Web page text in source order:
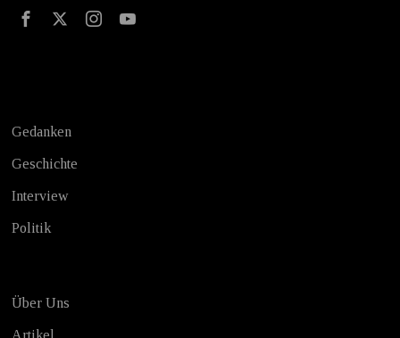
Gedanken
Geschichte
Interview
Politik
Über Uns